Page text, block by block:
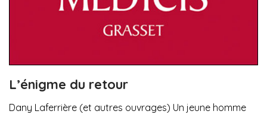
L’énigme du retour
Dany Laferrière (et autres ouvrages) Un jeune homme